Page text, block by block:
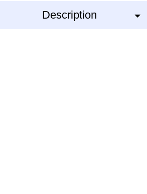
Description